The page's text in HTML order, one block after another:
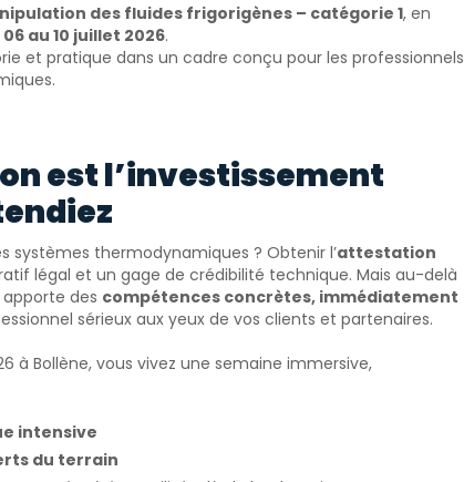
des fluides frigorigènes – catégorie 1, en
06 au 10 juillet 2026.
et pratique dans un cadre conçu pour les professionnels
est l’investissement
systèmes thermodynamiques ? Obtenir l’attestation
légal et un gage de crédibilité technique. Mais au-delà
des compétences concrètes, immédiatement
sérieux aux yeux de vos clients et partenaires.
à Bollène, vous vivez une semaine immersive,
intensive
du terrain